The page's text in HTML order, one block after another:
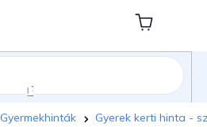
Kosár
Gyermekhinták Gyerek kerti hinta -